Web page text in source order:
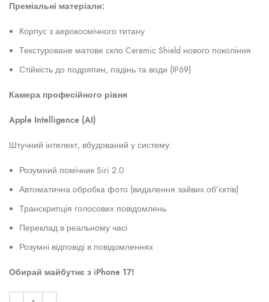
Преміальні матеріали:
Корпус з аерокосмічного титану
Текстуроване матове скло Ceramic Shield нового покоління
Стійкість до подряпин, падінь та води (IP69)
Камера професійного рівня
Apple Intelligence (AI)
Штучний інтелект, вбудований у систему:
Розумний помічник Siri 2.0
Автоматична обробка фото (видалення зайвих об’єктів)
Транскрипція голосових повідомлень
Переклад в реальному часі
Розумні відповіді в повідомленнях
Обирай майбутнє з iPhone 17!